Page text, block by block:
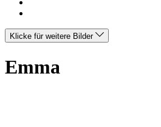
Klicke für weitere Bilder
Emma